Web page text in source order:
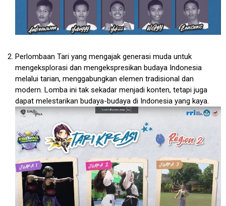
Perlombaan Tari yang mengajak generasi muda untuk
mengeksplorasi dan mengekspresikan budaya Indonesia
melalui tarian, menggabungkan elemen tradisional dan
modern. Lomba ini tak sekadar menjadi konten, tetapi juga
dapat melestarikan budaya-budaya di Indonesia yang kaya.